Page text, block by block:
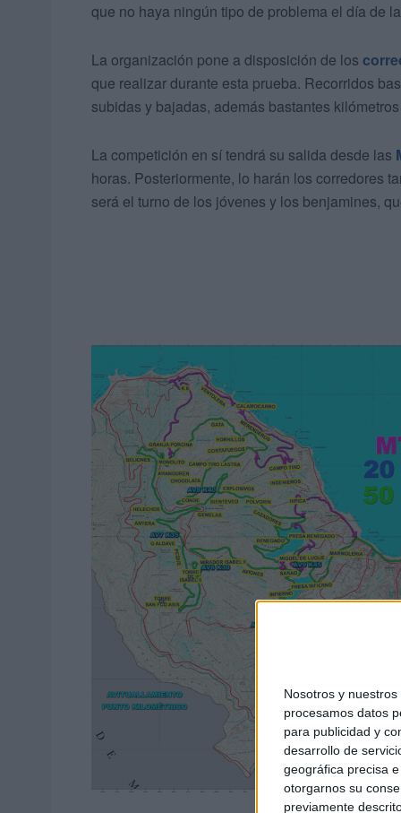
Nosotros y nuestros
procesamos datos
para publicidad y
desarrollo de
geográfica precisa
otorgarnos su
previamente
que no haya ningún tipo de problema el día de la
La organización pone a disposición de los
que realizar durante esta prueba. Recorridos
subidas y bajadas, además bastantes
La competición en sí tendrá su salida desde las
horas. Posteriormente, lo harán los corredores
será el turno de los jóvenes y los benjamines,